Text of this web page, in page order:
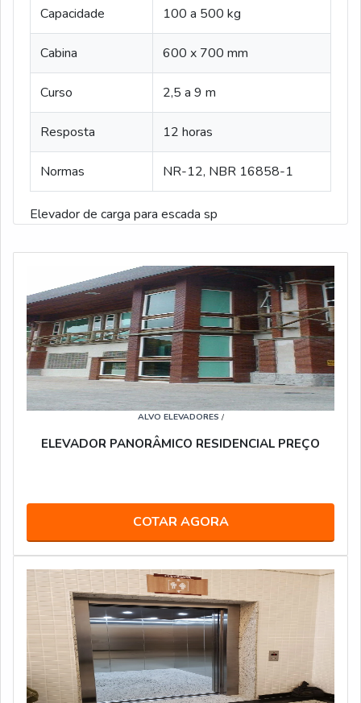
Capacidade 100 a 500 kg
Cabina 600 x 700 mm
Curso 2,5 a 9 m
Resposta 12 horas
Normas NR-12, NBR 16858-1
Elevador de carga para escada sp
ALVO ELEVADORES /
ELEVADOR PANORÂMICO RESIDENCIAL PREÇO
COTAR AGORA